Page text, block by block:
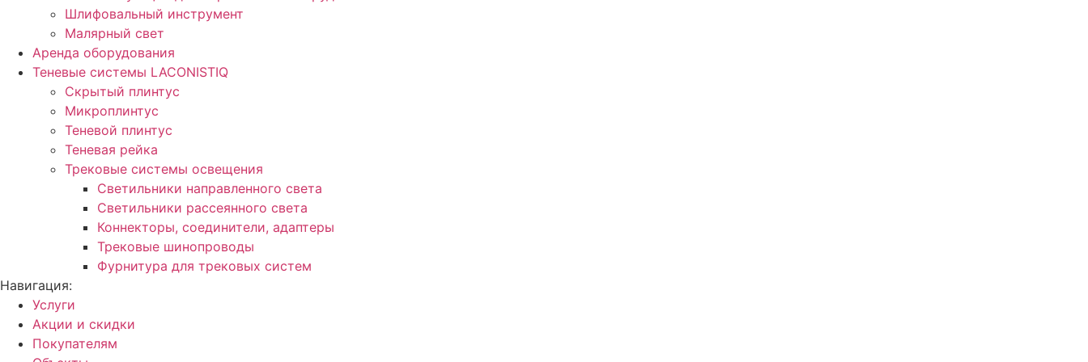
Шлифовальный инструмент
Малярный свет
Аренда оборудования
Теневые системы LACONISTIQ
Скрытый плинтус
Микроплинтус
Теневой плинтус
Теневая рейка
Трековые системы освещения
Светильники направленного света
Светильники рассеянного света
Коннекторы, соединители, адаптеры
Трековые шинопроводы
Фурнитура для трековых систем
Навигация:
Услуги
Акции и скидки
Покупателям